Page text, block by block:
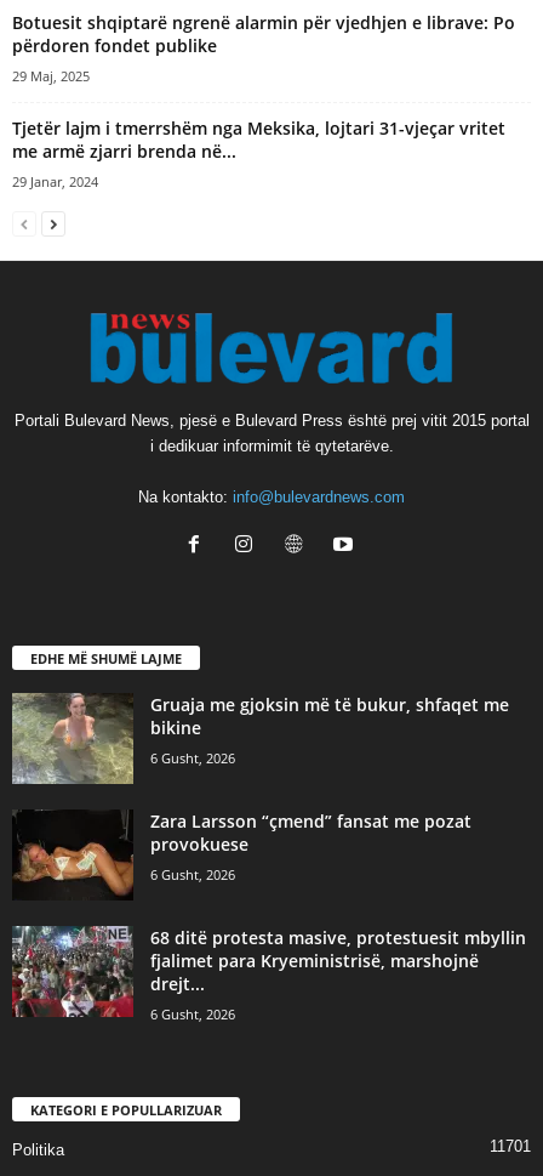
Botuesit shqiptarë ngrenë alarmin për vjedhjen e librave: Po
përdoren fondet publike
29 Maj, 2025
Tjetër lajm i tmerrshëm nga Meksika, lojtari 31-vjeçar vritet
me armë zjarri brenda në...
29 Janar, 2024
Portali Bulevard News, pjesë e Bulevard Press është prej vitit 2015 portal
i dedikuar informimit të qytetarëve.
Na kontakto: info@bulevardnews.com
EDHE MË SHUMË LAJME
Gruaja me gjoksin më të bukur, shfaqet me
bikine
6 Gusht, 2026
Zara Larsson “çmend” fansat me pozat
provokuese
6 Gusht, 2026
68 ditë protesta masive, protestuesit mbyllin
fjalimet para Kryeministrisë, marshojnë
drejt...
6 Gusht, 2026
KATEGORI E POPULLARIZUAR
Politika
11701